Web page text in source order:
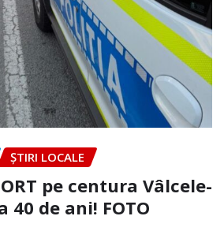
ȘTIRI LOCALE
pe centura Vâlcele-
40 de ani! FOTO